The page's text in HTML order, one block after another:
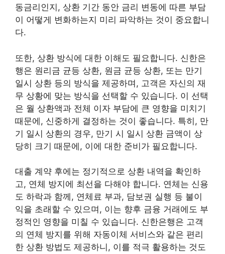
동금리인지, 상환 기간 동안 금리 변동에 따른 부담
이 어떻게 변화하는지 미리 파악하는 것이 중요합니
다.
또한, 상환 방식에 대한 이해도 필요합니다. 신한은
행은 원리금 균등 상환, 원금 균등 상환, 또는 만기
일시 상환 등의 방식을 제공하며, 고객은 자신의 재
무 상황에 맞는 방식을 선택할 수 있습니다. 이 선택
은 월 상환액과 전체 이자 부담에 큰 영향을 미치기
때문에, 신중하게 결정하는 것이 좋습니다. 특히, 만
기 일시 상환의 경우, 만기 시 일시 상환 금액이 상
당히 크기 때문에, 이에 대한 준비가 필요합니다.
대출 계약 후에는 정기적으로 상환 내역을 확인하
고, 연체 방지에 최선을 다해야 합니다. 연체는 신용
도 하락과 함께, 연체료 부과, 담보권 실행 등 불이
익을 초래할 수 있으며, 이는 향후 금융 거래에도 부
정적인 영향을 미칠 수 있습니다. 신한은행은 고객
의 연체 방지를 위해 자동이체 서비스와 같은 편리
한 상환 방법도 제공하니, 이를 적극 활용하는 것도